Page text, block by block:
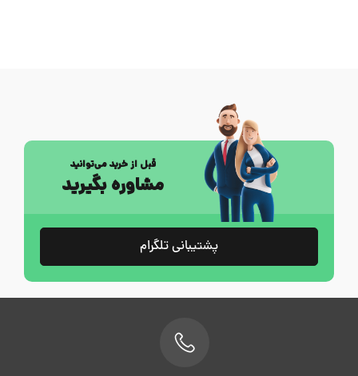
قبل از خرید می‌توانید
مشاوره بگیرید
پشتیبانی تلگرام